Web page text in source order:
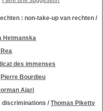
: non-take-up van rechten /
Hetmanska
des immenses
Pierre Bourdieu
Ajari
discriminations /Thomas Piketty